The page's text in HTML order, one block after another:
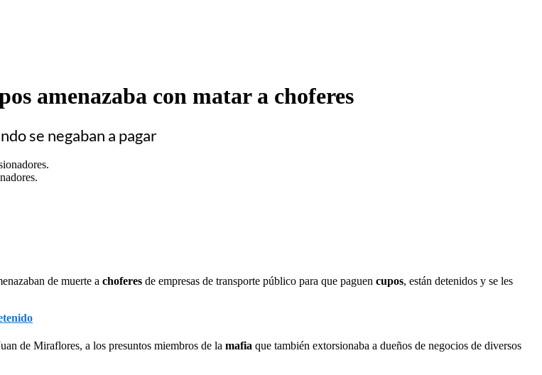
amenazaba con matar a choferes
se negaban a pagar
de muerte a choferes de empresas de transporte público para que paguen cupos, están detenidos y se les
de Miraflores, a los presuntos miembros de la mafia que también extorsionaba a dueños de negocios de diversos